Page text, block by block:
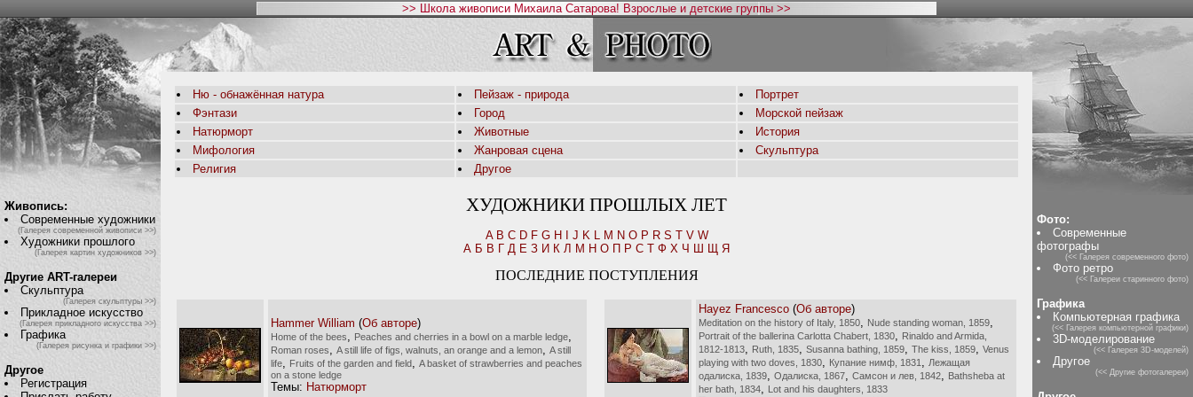
>> Школа живописи Михаила Сатарова! Взрослые и детские группы >>
Живопись:
Современные художники
(Галерея современной живописи >>)
Художники прошлого
(Галерея картин художников >>)
Другие ART-галереи
Скульптура
(Галерея скульптуры >>)
Прикладное искусство
(Галерея прикладного искусства >>)
Графика
(Галерея рисунка и графики >>)
Другое
Регистрация
Ню - обнажённая натура Пейзаж - природа
Портрет
Фэнтази
Город
Морской пейзаж
Натюрморт
Животные
История
Мифология
Жанровая сцена
Скульптура
Религия
Другое
ХУДОЖНИКИ ПРОШЛЫХ ЛЕТ
A B C D F G H J K L M N O P R S T V W
А Б В Г Д Е З И К Л М Н О П Р С Т Ф Х Ч Ш Щ Я
ПОСЛЕДНИЕ ПОСТУПЛЕНИЯ
Hammer William (Об авторе)
Home of the bees Peaches and cherries in a bowl on a marble ledge
Roman roses A still life of figs, walnuts, an orange and a lemon
A still
life
Fruits of the garden and field
A basket of strawberries and peaches
on a stone ledge
Темы: Натюрморт
Hayez Francesco (Об авторе)
Meditation on the history of Italy, 1850 Nude standing woman, 1859
Portrait of the ballerina Carlotta Chabert, 1830
Rinaldo and Armida,
1812-1813
Ruth, 1835 Susanna bathing, 1859 The kiss, 1859
Venus
playing with two doves, 1830
Купание нимф, 1831
Лежащая
одалиска, 1839
Одалиска, 1867 Самсон и лев, 1842
Bathsheba at
her bath, 1834
Lot and his daughters, 1833
Фото:
Современные
фотографы
(<< Галерея современного фото)
Фото ретро
(<< Галереи старинного фото)
Графика
Компьютерная графика
(<< Галерея компьютерной графики)
3D-моделирование
(<< Галерея 3D-моделей)
Другое
(<< Другие фотогалереи)